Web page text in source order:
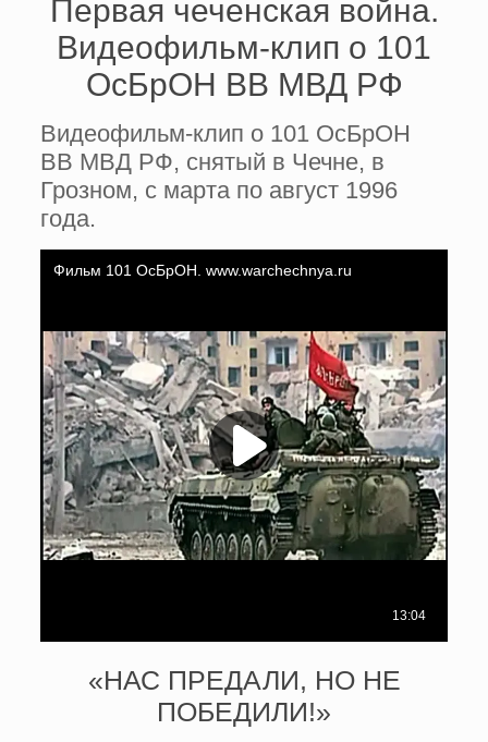
Первая чеченская война.
Видеофильм-клип о 101
ОсБрОН ВВ МВД РФ
Видеофильм-клип о 101 ОсБрОН
ВВ МВД РФ, снятый в Чечне, в
Грозном, с марта по август 1996
года.
«НАС ПРЕДАЛИ, НО НЕ
ПОБЕДИЛИ!»